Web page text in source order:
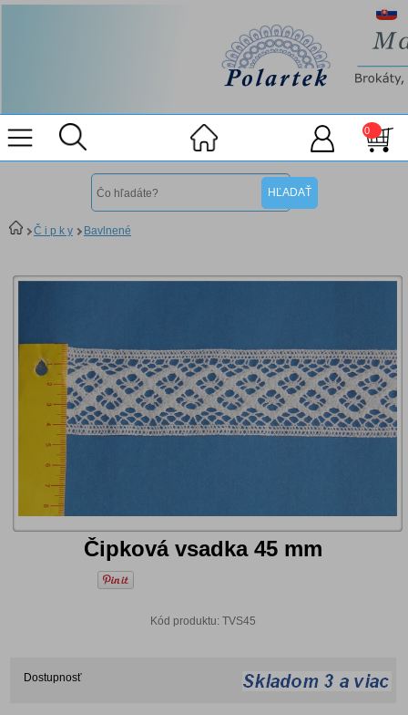
0
Č i p k y Bavlnené
Čipková vsadka 45 mm
Kód produktu: TVS45
Dostupnosť